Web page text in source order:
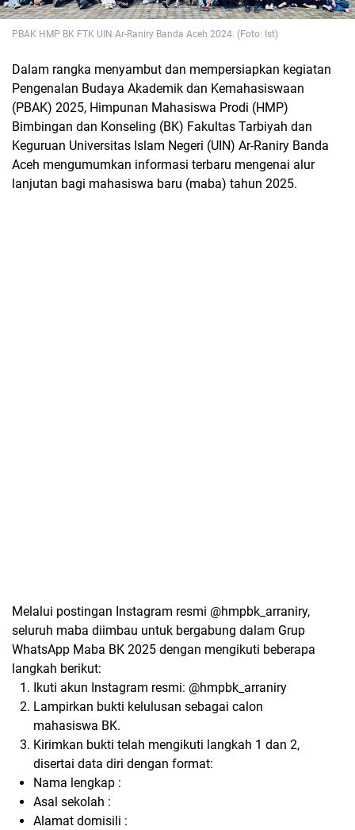
PBAK HMP BK FTK UIN Ar-Raniry Banda Aceh 2024. (Foto: Ist)
Dalam rangka menyambut dan mempersiapkan kegiatan
Pengenalan Budaya Akademik dan Kemahasiswaan
(PBAK) 2025, Himpunan Mahasiswa Prodi (HMP)
Bimbingan dan Konseling (BK) Fakultas Tarbiyah dan
Keguruan Universitas Islam Negeri (UIN) Ar-Raniry Banda
Aceh mengumumkan informasi terbaru mengenai alur
lanjutan bagi mahasiswa baru (maba) tahun 2025.
Melalui postingan Instagram resmi @hmpbk_arraniry,
seluruh maba diimbau untuk bergabung dalam Grup
WhatsApp Maba BK 2025 dengan mengikuti beberapa
langkah berikut:
Ikuti akun Instagram resmi: @hmpbk_arraniry
Lampirkan bukti kelulusan sebagai calon
mahasiswa BK.
Kirimkan bukti telah mengikuti langkah 1 dan 2,
disertai data diri dengan format:
Nama lengkap :
Asal sekolah :
Alamat domisili :